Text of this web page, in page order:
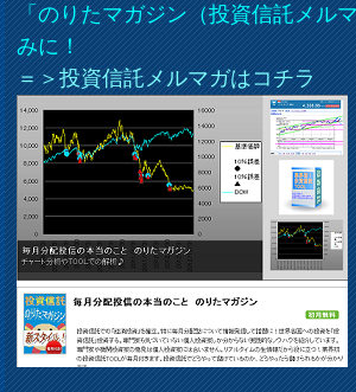
「のりたマガジン（投資信託メル
みに！
＝＞投資信託メルマガはコチラ